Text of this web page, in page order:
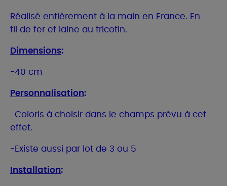
Réalisé entièrement à la main en France. En
fil de fer et laine au tricotin.
Dimensions:
-40 cm
Personnalisation:
-Coloris à choisir dans le champs prévu à cet
effet.
-Existe aussi par lot de 3 ou 5
Installation: